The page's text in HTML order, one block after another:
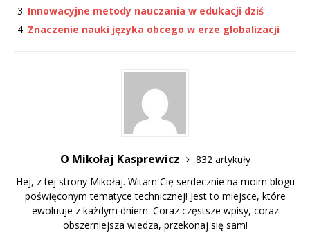
Innowacyjne metody nauczania w edukacji dziś
Znaczenie nauki języka obcego w erze globalizacji
O Mikołaj Kasprewicz
832 artykuły
Hej, z tej strony Mikołaj. Witam Cię serdecznie na moim blogu
poświęconym tematyce technicznej! Jest to miejsce, które
ewoluuje z każdym dniem. Coraz częstsze wpisy, coraz
obszerniejsza wiedza, przekonaj się sam!